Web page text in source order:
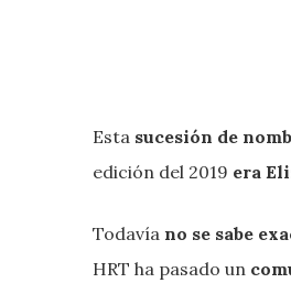
Esta sucesión de
edición del 2019 era
Todavía no se sabe
HRT ha pasado un